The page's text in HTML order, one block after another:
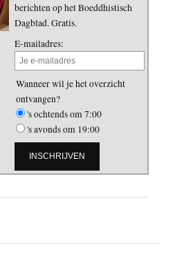
berichten op het Boeddhistisch
Dagblad. Gratis.
E-mailadres:
Wanneer wil je het overzicht
ontvangen?
's ochtends om 7:00
's avonds om 19:00